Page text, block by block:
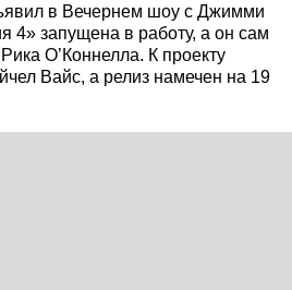
в Вечернем шоу с Джимми
4» запущена в работу, а он сам
О’Коннелла. К проекту
Вайс, а релиз намечен на 19